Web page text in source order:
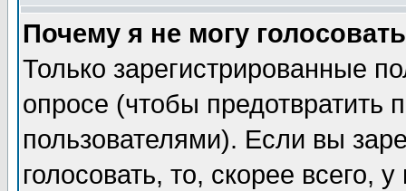
Почему я не могу
Только зарегистрированные
опросе (чтобы предотвратить
пользователями). Если вы
голосовать, то, скорее всего,